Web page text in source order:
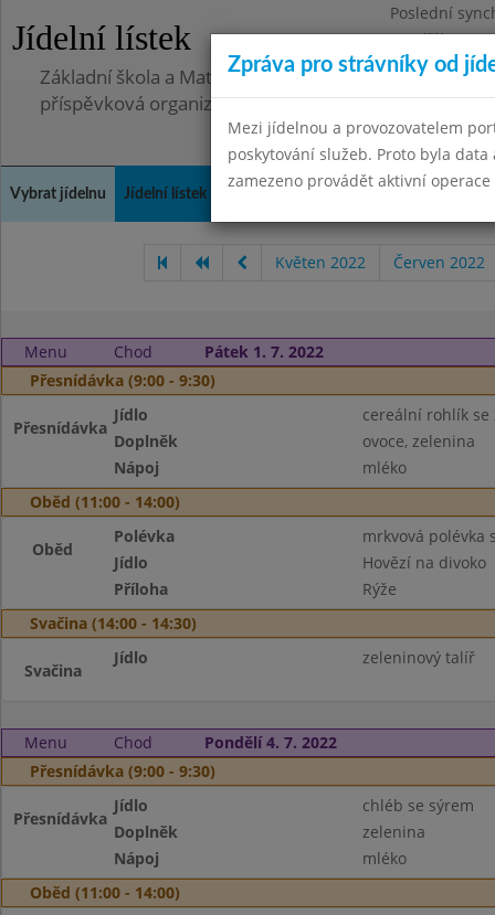
Jídelní lístek
Poslední
Pondělí
Základní škola a Mateřská škola Telnice, okres Brno-
příspěvková organizace
Vybrat jídelnu Jídelní lístek Kontakty a informace
Květen 2022 Červen 2022
Menu Chod
Pátek 1. 7. 2022
Přesnídávka (9:00 - 9:30)
Přesnídávka
Jídlo
cereální rohlík se
Doplněk
ovoce, zelenina
Nápoj
mléko
Oběd (11:00 - 14:00)
Oběd
Polévka
mrkvová polévka
Jídlo
Hovězí na divoko
Příloha
Rýže
Svačina (14:00 - 14:30)
Svačina
Jídlo zeleninový talíř
Menu Chod
Pondělí 4. 7. 2022
Přesnídávka (9:00 - 9:30)
Přesnídávka
Jídlo
chléb se sýrem
Doplněk
zelenina
Nápoj
mléko
Oběd (11:00 - 14:00)
Zpráva pro strávníky od
Mezi jídelnou a provozovatelem
poskytování služeb. Proto byla
zamezeno provádět aktivní